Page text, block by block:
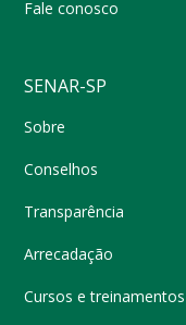
Fale conosco
SENAR-SP
Sobre
Conselhos
Transparência
Arrecadação
Cursos e treinamentos